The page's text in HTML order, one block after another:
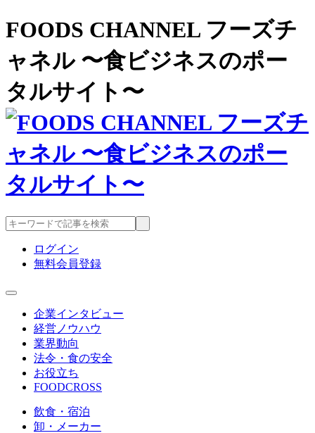
FOODS CHANNEL フーズチ
ャネル 〜食ビジネスのポー
タルサイト〜
ログイン
無料会員登録
企業インタビュー
経営ノウハウ
業界動向
法令・食の安全
お役立ち
FOODCROSS
飲食・宿泊
卸・メーカー